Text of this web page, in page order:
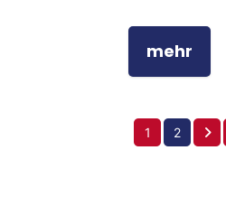
mehr
1 2